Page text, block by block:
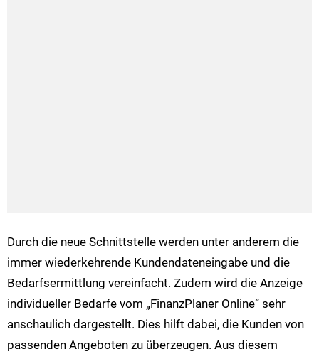
Durch die neue Schnittstelle werden unter anderem die
immer wiederkehrende Kundendateneingabe und die
Bedarfsermittlung vereinfacht. Zudem wird die Anzeige
individueller Bedarfe vom „FinanzPlaner Online“ sehr
anschaulich dargestellt. Dies hilft dabei, die Kunden von
passenden Angeboten zu überzeugen. Aus diesem